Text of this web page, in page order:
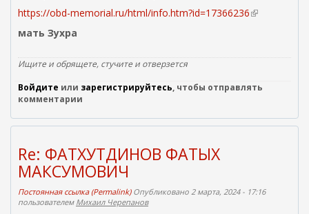
https://obd-memorial.ru/html/info.htm?id=17366236(
е
с
а
мать Зухра
Ищите и обрящете, стучите и отверзется
Войдите или зарегистрируйтесь, чтобы отправлять
комментарии
Re: ФАТХУТДИНОВ ФАТЫХ
МАКСУМОВИЧ
Постоянная ссылка (Permalink)Опубликовано 2 марта, 2024 - 17:16
пользователем Михаил Черепанов